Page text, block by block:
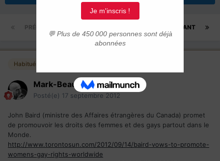
PRÉCÉDENT SUIVANT
Habitués
Mark-Beaubien
Posté(e) 17 septembre 2012
John Baird (ministre des Affaires étrangères du Canada) promet
de promouvoir les droits des femmes et des gays partout dans le
Monde.
http://www.torontosun.com/2012/09/14/baird-vows-to-promote-
womens-gay-rights-worldwide